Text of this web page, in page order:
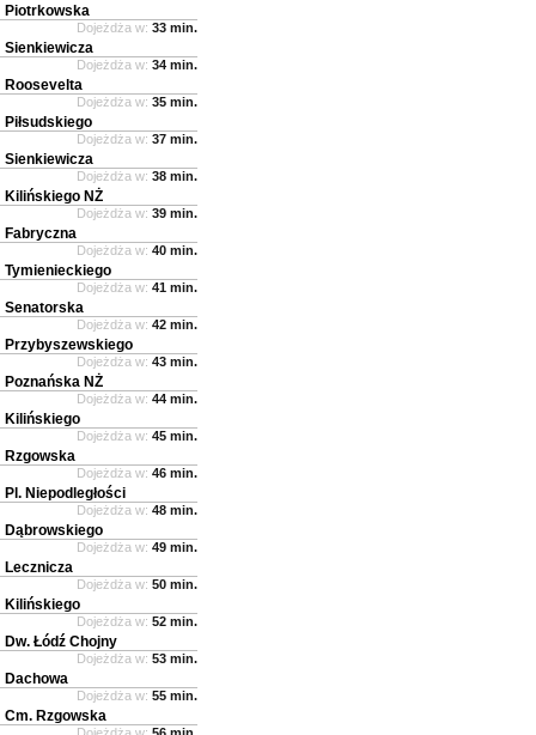
Piotrkowska
Dojeżdża w: 33 min.
Sienkiewicza
Dojeżdża w: 34 min.
Roosevelta
Dojeżdża w: 35 min.
Piłsudskiego
Dojeżdża w: 37 min.
Sienkiewicza
Dojeżdża w: 38 min.
Kilińskiego NŻ
Dojeżdża w: 39 min.
Fabryczna
Dojeżdża w: 40 min.
Tymienieckiego
Dojeżdża w: 41 min.
Senatorska
Dojeżdża w: 42 min.
Przybyszewskiego
Dojeżdża w: 43 min.
Poznańska NŻ
Dojeżdża w: 44 min.
Kilińskiego
Dojeżdża w: 45 min.
Rzgowska
Dojeżdża w: 46 min.
Pl. Niepodległości
Dojeżdża w: 48 min.
Dąbrowskiego
Dojeżdża w: 49 min.
Lecznicza
Dojeżdża w: 50 min.
Kilińskiego
Dojeżdża w: 52 min.
Dw. Łódź Chojny
Dojeżdża w: 53 min.
Dachowa
Dojeżdża w: 55 min.
Cm. Rzgowska